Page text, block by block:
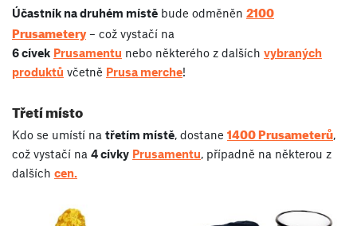
Účastník na druhém místě bude odměněn 2100
Prusametery– což vystačí na
6 cívek Prusamentu nebo některého z dalších vybraných
produktů včetně Prusa merche!
Třetí místo
Kdo se umístí na třetím místě, dostane 1400 Prusameterů,
což vystačí na 4 cívky Prusamentu, případně na některou z
dalších cen.